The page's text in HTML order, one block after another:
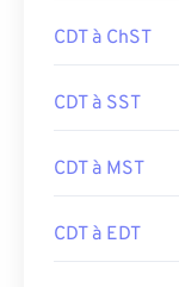
CDT à ChST
CDT à SST
CDT à MST
CDT à EDT